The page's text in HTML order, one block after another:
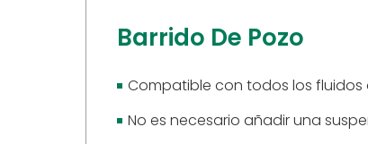
Barrido De Pozo
Compatible con todos los fluidos
No es necesario añadir una